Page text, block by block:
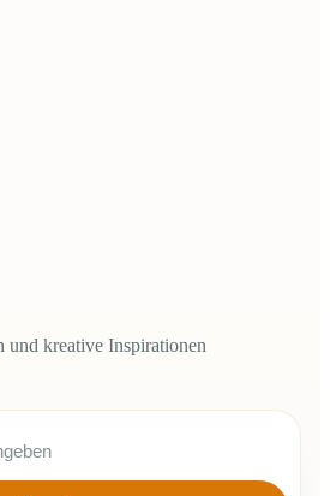
kreative Inspirationen